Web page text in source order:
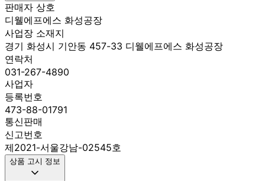
판매자 상호
디웰에프에스 화성공장
사업장 소재지
경기 화성시 기안동 457-33 디웰에프에스 화성공장
연락처
031-267-4890
사업자
등록번호
473-88-01791
통신판매
신고번호
제2021-서울강남-02545호
상품 고시 정보